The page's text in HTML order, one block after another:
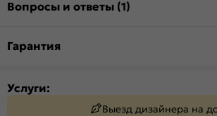
Вопросы и ответы (1)
Гарантия
Услуги:
Выезд дизайнера на